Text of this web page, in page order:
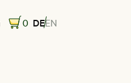
0 DEEN